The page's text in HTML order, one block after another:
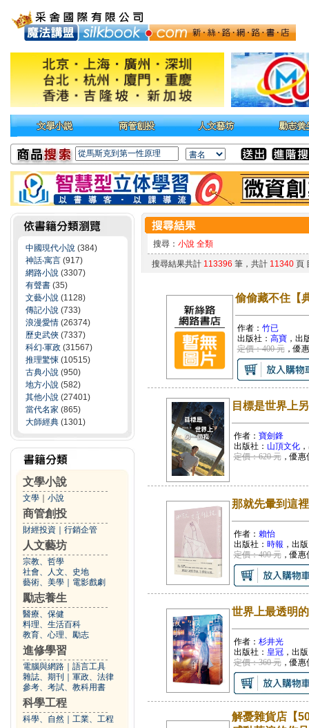
中國現代小說 (384)
神話‧寓言 (917)
網路小說 (3307)
有聲書 (35)
文藝小說 (1128)
傳記小說 (733)
浪漫愛情 (26374)
歷史武俠 (7337)
科幻‧軍政 (31567)
推理驚悚 (10515)
古典小說 (950)
地方小說 (582)
其他小說 (27401)
當代名家 (865)
大師經典 (1301)
文學小說
文學 小說
商管創投
財經投資 行銷企管
人文藝坊
宗教、哲學
社會、人文、史地
藝術、美學
電影戲劇
勵志養生
醫療、保健
料理、生活百科
教育、心理、勵志
進修學習
電腦與網路
語言工具
雜誌、期刊
軍政、法律
參考、考試、教科用書
科學工程
科學、自然 工業、工程
搜尋： 小說 全類
搜尋結果共計 113396 筆，共計 11340頁
偷偷藏不住【
作者： 竹已
出版社： 高寶，出
定價：400 元，優
目標是世界上
作者： 寶劍鋒
出版社： 山頂文化
定價：620 元，優惠
那就先暈到這裡
作者： 賴怡
出版社： 時報 ，出
定價：400 元，優惠
世界上最透明
作者： 杉井光
出版社： 皇冠，出
定價：360 元，優惠
解憂雜貨店【